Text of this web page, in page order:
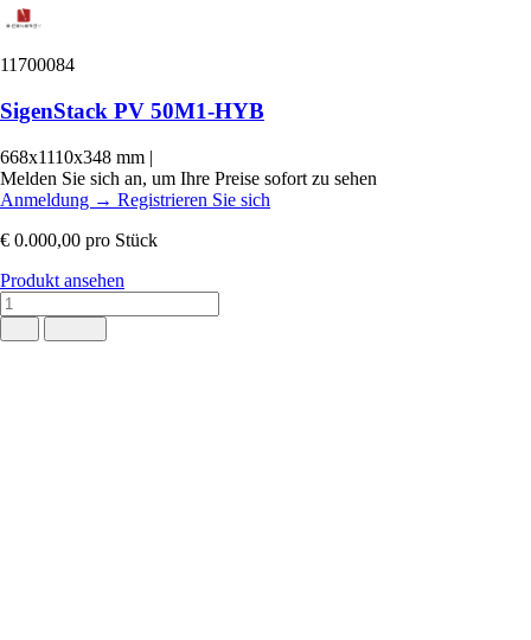
11700084
SigenStack PV 50M1-HYB
668x1110x348 mm |
Melden Sie sich an, um Ihre Preise sofort zu sehen
Anmeldung → Registrieren Sie sich
€ 0.000,00 pro Stück
Produkt ansehen